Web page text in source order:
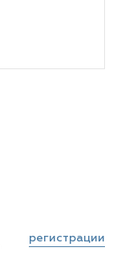
регистрации